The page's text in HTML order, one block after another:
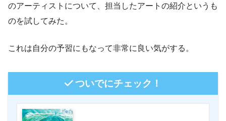
のアーティストについて、担当したアートの紹介というも
のを試してみた。
これは自分の予習にもなって非常に良い気がする。
ついでにチェック！